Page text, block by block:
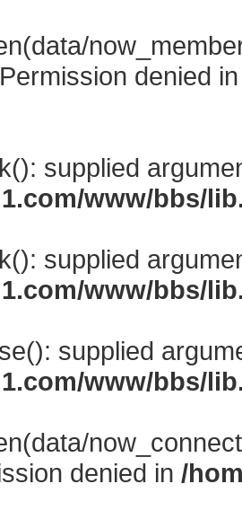
denied
supplied
www/bbs/
supplied
www/bbs/
supplied
www/bbs/
denied in /